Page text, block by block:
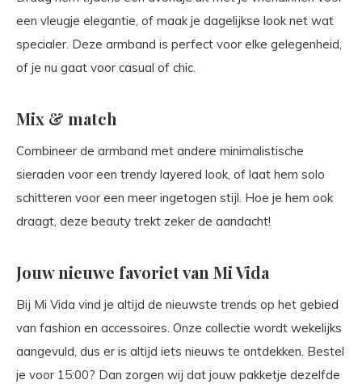
een vleugje elegantie, of maak je dagelijkse look net wat
specialer. Deze armband is perfect voor elke gelegenheid,
of je nu gaat voor casual of chic.
Mix & match
Combineer de armband met andere minimalistische
sieraden voor een trendy layered look, of laat hem solo
schitteren voor een meer ingetogen stijl. Hoe je hem ook
draagt, deze beauty trekt zeker de aandacht!
Jouw nieuwe favoriet van Mi Vida
Bij Mi Vida vind je altijd de nieuwste trends op het gebied
van fashion en accessoires. Onze collectie wordt wekelijks
aangevuld, dus er is altijd iets nieuws te ontdekken. Bestel
je voor 15:00? Dan zorgen wij dat jouw pakketje dezelfde